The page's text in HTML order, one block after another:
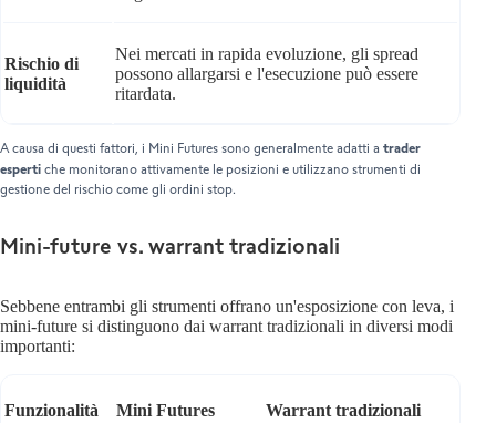
Rischio di
liquidità
Nei mercati in rapida evoluzione, gli spread
possono allargarsi e l'esecuzione può essere
ritardata.
A causa di questi fattori, i Mini Futures sono generalmente adatti a trader
esperti che monitorano attivamente le posizioni e utilizzano strumenti di
gestione del rischio come gli ordini stop.
Mini-future vs. warrant tradizionali
Sebbene entrambi gli strumenti offrano un'esposizione con leva, i
mini-future si distinguono dai warrant tradizionali in diversi modi
importanti:
Funzionalità Mini Futures Warrant tradizionali